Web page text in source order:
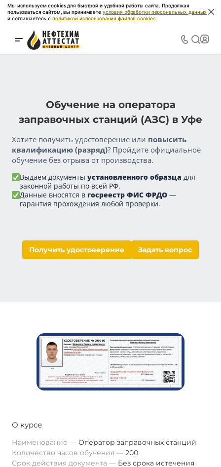
Мы используем cookies для быстрой и удобной работы сайта. Продолжая
пользоваться сайтом, вы принимаете условия обработки персональных данных
и соглашаетесь с политикой использования файлов cookies
Обучение на оператора
заправочных станций (АЗС) в Уфе
Хотите получить удостоверение или повысить
квалификацию (разряд)? Пройдите официальное
обучение без отрыва от производства.
Выдаем документы установленного образца для
законной работы по всей РФ.
Данные вносятся в госреестр ФИС ФРДО —
гарантия прохождения любой проверки.
Получить удостоверение Задать вопрос
О курсе
Наименование
Оператор заправочных станций
Количество часов обучения
200
Срок действия документа
Без срока истечения